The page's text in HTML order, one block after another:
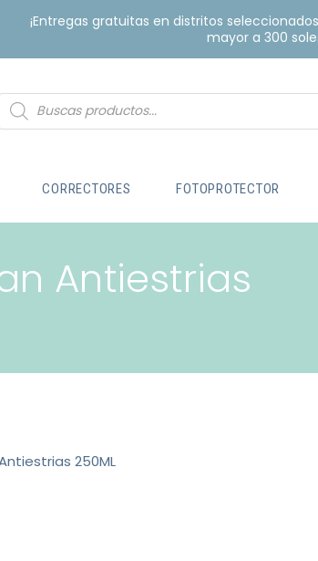
¡Entregas gratuitas en distritos
mayor a 300
CORRECTORES FOTOPROTECTOR
Antiestrias